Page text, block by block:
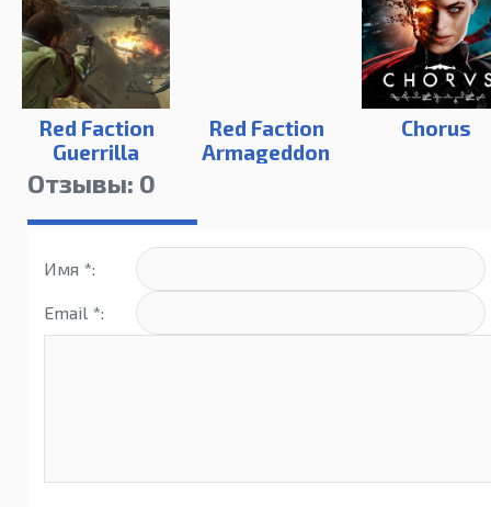
Red Faction
Guerrilla
Steam Edition
Red Faction
Armageddon
Chorus
Отзывы: 0
Имя *:
Email *: